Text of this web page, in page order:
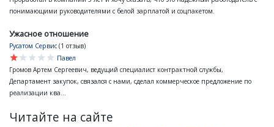
понимающими руководителями с белой зарплатой и соцпакетом.
Ужасное отношение
Русатом Сервис (1 отзыв)
star
star
star
star
star
Павел
Громов Артем Сергеевич, ведущий специалист контрактной службы,
Департамент закупок, связался с нами, сделал коммерческое предложение по
реализации ква...
Читайте на сайте